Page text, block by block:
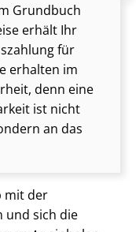
Grundbuch
erhält Ihr
für
erhalten im
denn eine
ist nicht
an das
mit der
und sich die